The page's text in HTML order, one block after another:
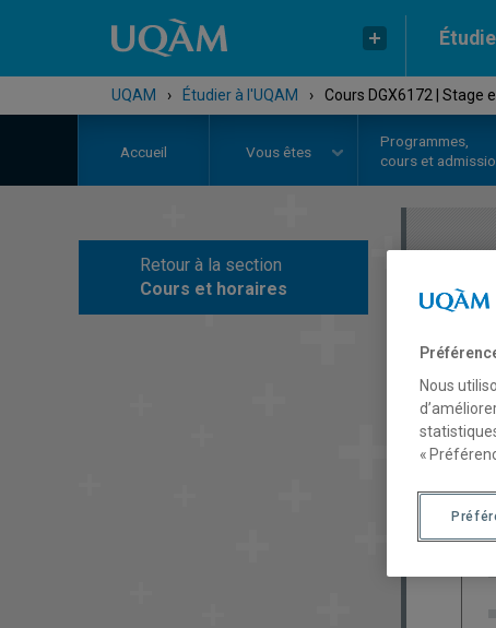
UQAM › Étudier à l'UQAM › Cours DGX6172 | Stage
Accueil Vous êtes
Programmes,
cours et
Retour à la section
Cours et horaires
Nous
«